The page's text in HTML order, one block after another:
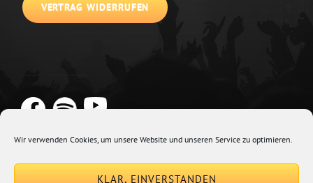
Wir verwenden Cookies, um unsere Website und unseren Service zu optimieren.
KLAR, EINVERSTANDEN
VERTRAG WIDERRUFEN